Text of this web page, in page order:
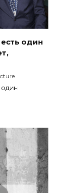
один